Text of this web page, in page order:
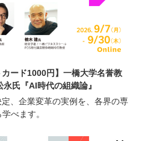
ード1000円】一橋大学名誉教
氏『AI時代の組織論』
、企業変革の実例を、各界の専
べます。